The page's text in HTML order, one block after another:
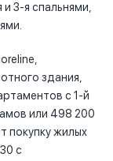
3-я спальнями,
здания,
с 1-й
или 498 200
покупку жилых
с